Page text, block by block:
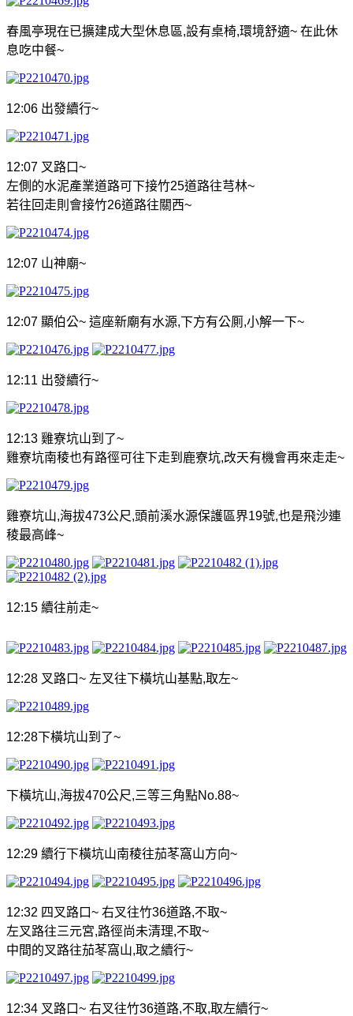
春風亭現在已擴建成大型休息區,設有桌椅,環境舒適~ 在此休
息吃中餐~
12:06 出發續行~
12:07 叉路口~
左側的水泥產業道路可下接竹25道路往芎林~
若往回走則會接竹26道路往關西~
12:07 山神廟~
12:07 顯伯公~ 這座新廟有水源,下方有公厠,小解一下~
12:11 出發續行~
12:13 雞寮坑山到了~
雞寮坑南稜也有路徑可往下走到鹿寮坑,改天有機會再來走走~
雞寮坑山,海拔473公尺,頭前溪水源保護區界19號,也是飛沙連
稜最高峰~
12:15 續往前走~
12:28 叉路口~ 左叉往下橫坑山基點,取左~
12:28下橫坑山到了~
下橫坑山,海拔470公尺,三等三角點No.88~
12:29 續行下橫坑山南稜往茄苳窩山方向~
12:32 四叉路口~ 右叉往竹36道路,不取~
左叉路往三元宮,路徑尚未清理,不取~
中間的叉路往茄苳窩山,取之續行~
12:34 叉路口~ 右叉往竹36道路,不取,取左續行~